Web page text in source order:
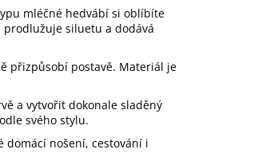
mléčné hedvábí si oblíbíte
siluetu a dodává
přizpůsobí postavě. Materiál je
a vytvořit dokonale sladěný
svého stylu.
domácí nošení, cestování i